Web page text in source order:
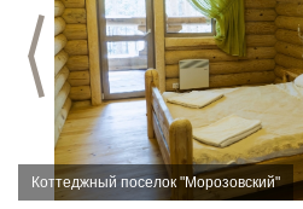
Предыдущий слайд
Коттеджный поселок "Морозовский"